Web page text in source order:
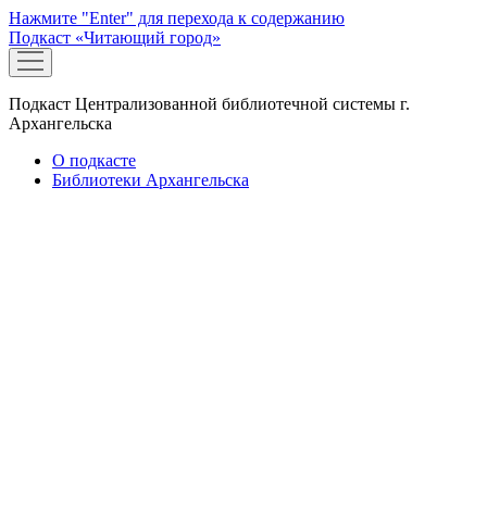
Нажмите "Enter" для перехода к содержанию
Подкаст «Читающий город»
открыть
меню
Подкаст Централизованной библиотечной системы г.
Архангельска
О подкасте
Библиотеки Архангельска